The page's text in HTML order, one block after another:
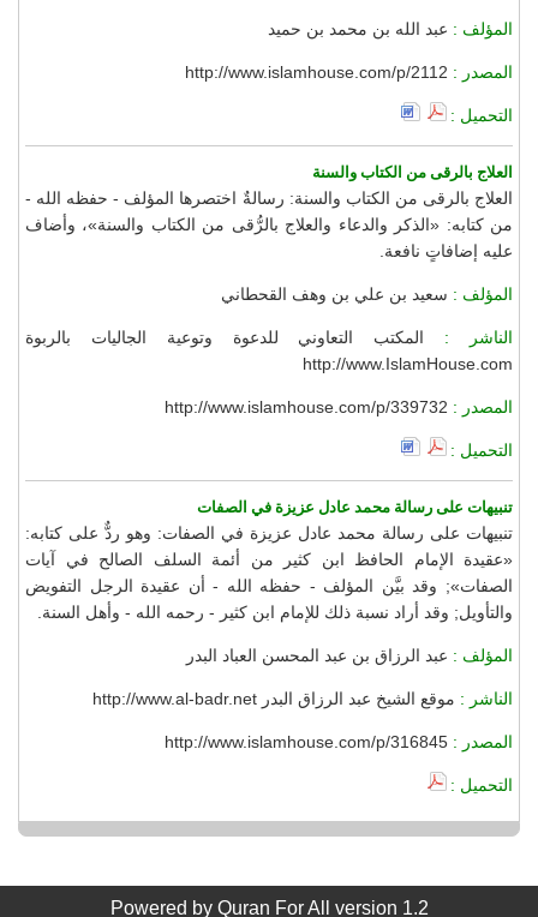
المؤلف : عبد الله بن محمد بن حميد
المصدر : http://www.islamhouse.com/p/2112
التحميل :
العلاج بالرقى من الكتاب والسنة
العلاج بالرقى من الكتاب والسنة: رسالةٌ اختصرها المؤلف - حفظه الله -
من كتابه: «الذكر والدعاء والعلاج بالرُّقى من الكتاب والسنة»، وأضاف
عليه إضافاتٍ نافعة.
المؤلف : سعيد بن علي بن وهف القحطاني
الناشر : المكتب التعاوني للدعوة وتوعية الجاليات بالربوة
http://www.IslamHouse.com
المصدر : http://www.islamhouse.com/p/339732
التحميل :
تنبيهات على رسالة محمد عادل عزيزة في الصفات
تنبيهات على رسالة محمد عادل عزيزة في الصفات: وهو ردٌّ على كتابه:
«عقيدة الإمام الحافظ ابن كثير من أئمة السلف الصالح في آيات
الصفات»; وقد بيَّن المؤلف - حفظه الله - أن عقيدة الرجل التفويض
والتأويل; وقد أراد نسبة ذلك للإمام ابن كثير - رحمه الله - وأهل السنة.
المؤلف : عبد الرزاق بن عبد المحسن العباد البدر
الناشر : موقع الشيخ عبد الرزاق البدر http://www.al-badr.net
المصدر : http://www.islamhouse.com/p/316845
التحميل :
Powered by Quran For All version 1.2